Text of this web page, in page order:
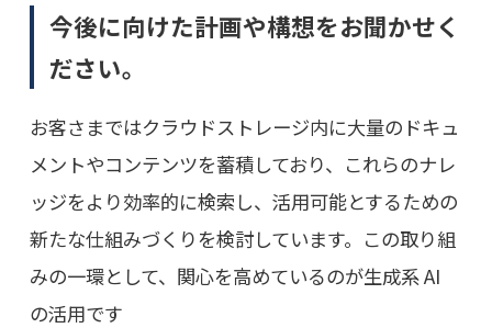
今後に向けた計画や構想をお聞かせく
ださい。
お客さまではクラウドストレージ内に大量のドキュ
メントやコンテンツを蓄積しており、これらのナレ
ッジをより効率的に検索し、活用可能とするための
新たな仕組みづくりを検討しています。この取り組
みの一環として、関心を高めているのが生成系 AI
の活用です